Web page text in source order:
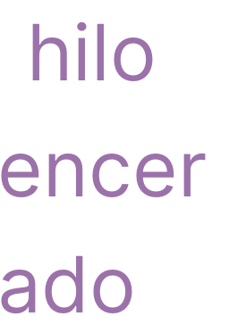
6
p
r
hilo
encer
ado